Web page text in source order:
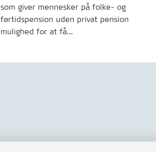
som giver mennesker på folke- og
førtidspension uden privat pension
mulighed for at få...